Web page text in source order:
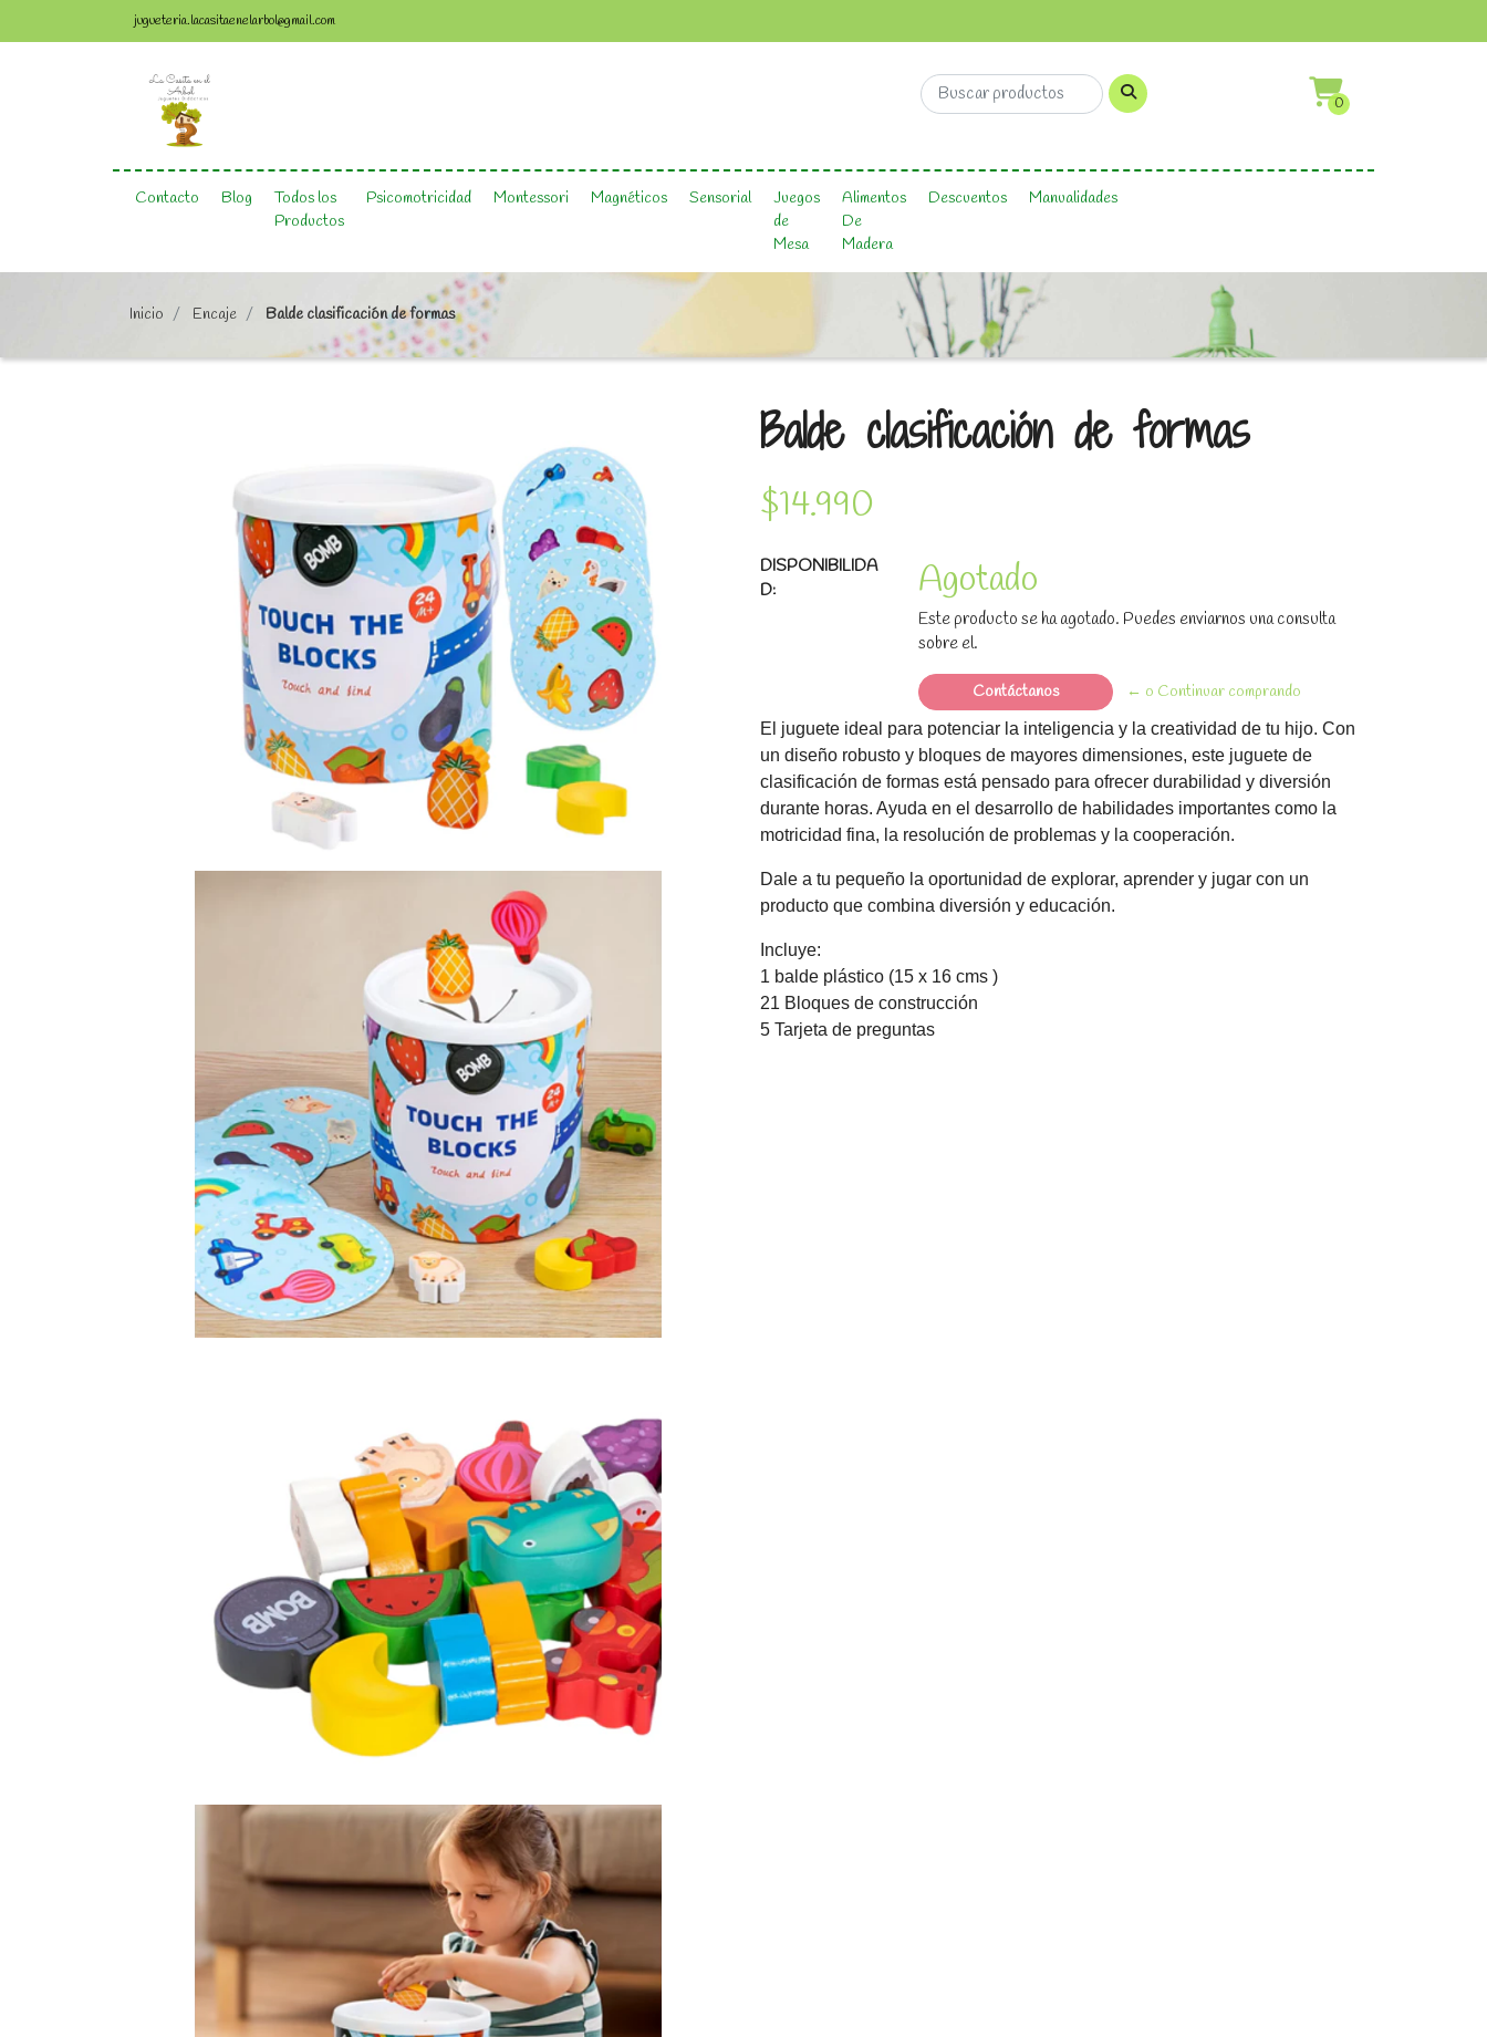
jugueteria.lacasitaenelarbol@gmail.com
0
Contacto Blog
Todos los
Productos
Psicomotricidad Montessori Magnéticos Sensorial
Juegos
de
Mesa
Alimentos
De
Madera
Descuentos Manualidades
Inicio Encaje Balde clasificación de formas
Balde clasificación de formas
$14.990
DISPONIBILIDA
D:
Agotado
Este producto se ha agotado. Puedes enviarnos una consulta
sobre el.
Contáctanos ← o Continuar comprando
El juguete ideal para potenciar la inteligencia y la creatividad de tu hijo. Con
un diseño robusto y bloques de mayores dimensiones, este juguete de
clasificación de formas está pensado para ofrecer durabilidad y diversión
durante horas. Ayuda en el desarrollo de habilidades importantes como la
motricidad fina, la resolución de problemas y la cooperación.
Dale a tu pequeño la oportunidad de explorar, aprender y jugar con un
producto que combina diversión y educación.
Incluye:
1 balde plástico (15 x 16 cms )
21 Bloques de construcción
5 Tarjeta de preguntas